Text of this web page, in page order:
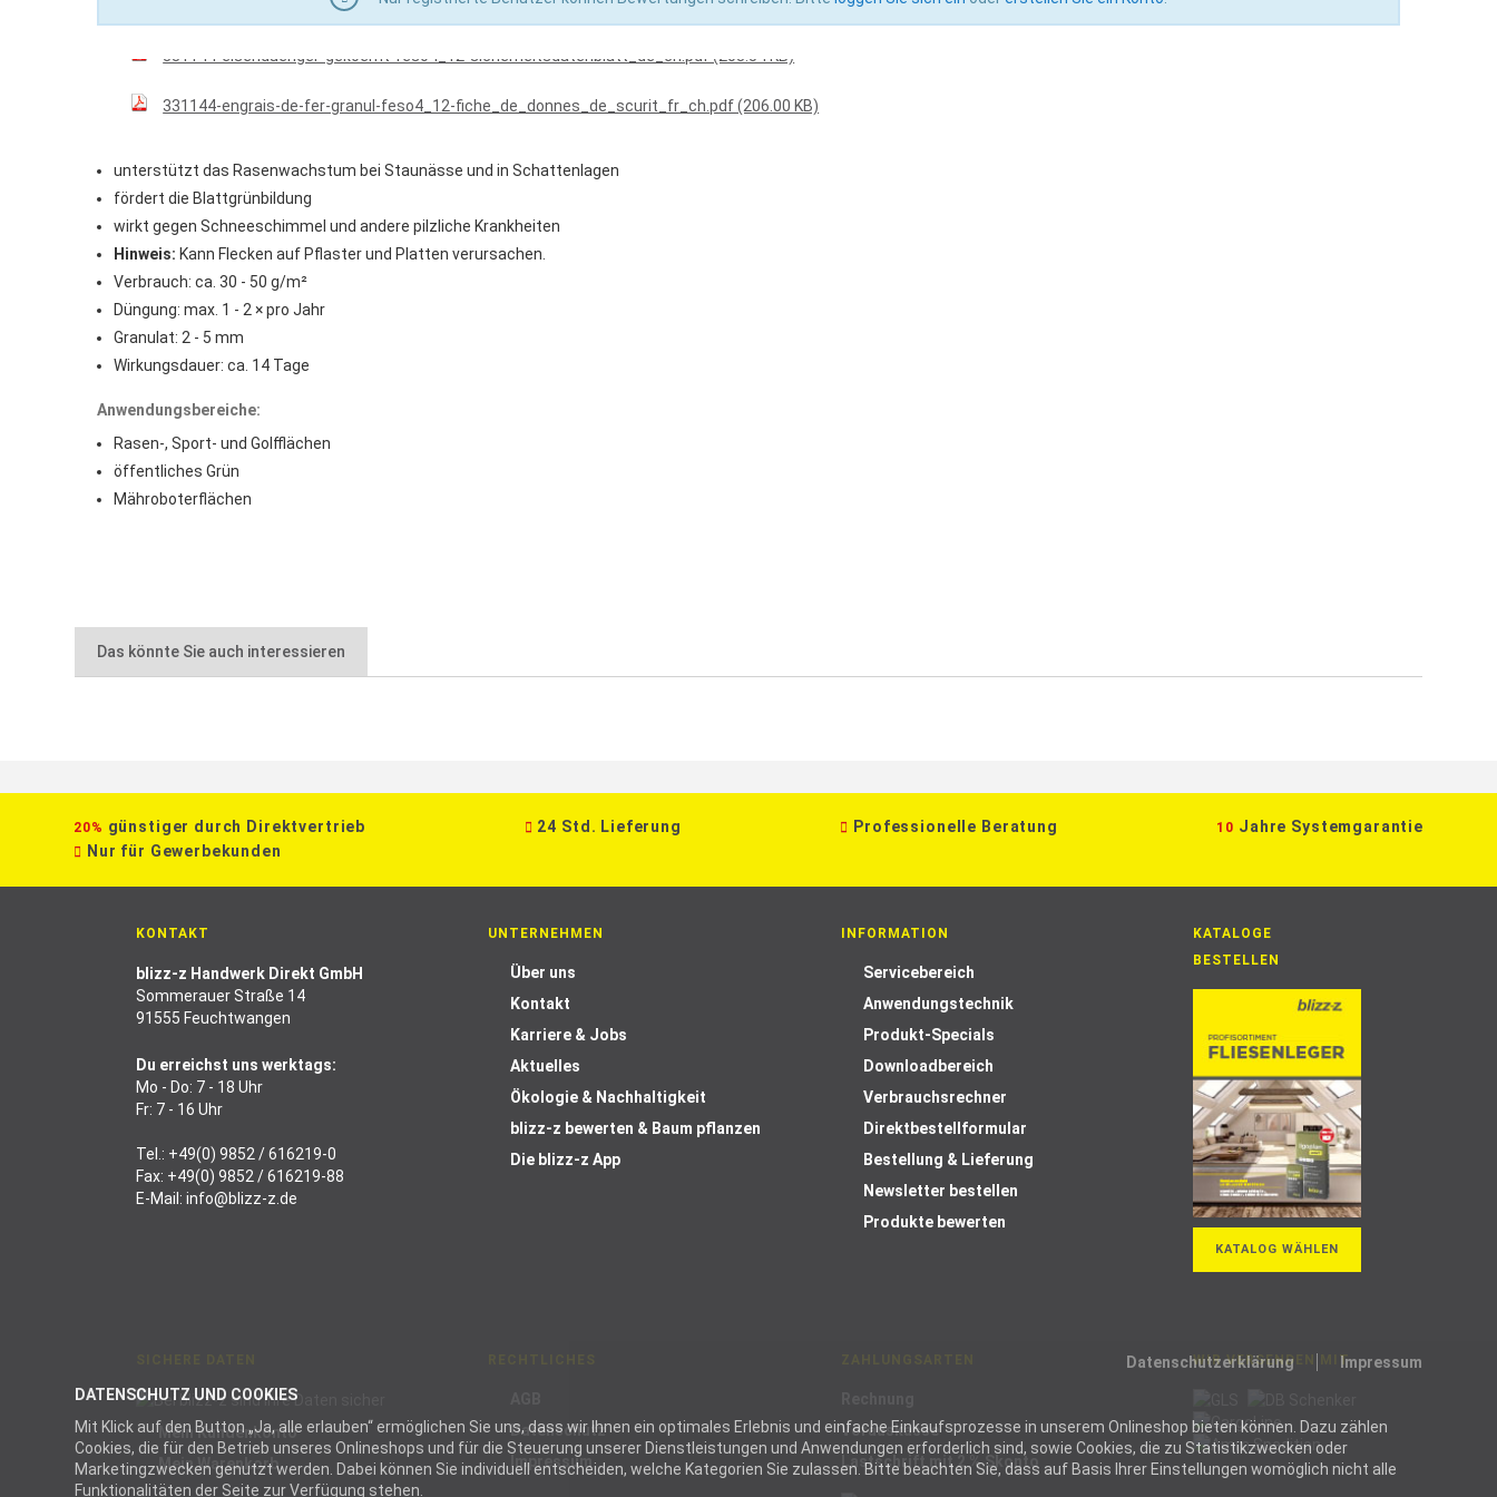
Datenschutzerklärung
Impressum
DATENSCHUTZ UND COOKIES
Mit Klick auf den Button „Ja, alle erlauben“ ermöglichen Sie uns, dass wir Ihnen ein optimales Erlebnis und einfache Einkaufsprozesse in unserem Onlineshop bieten können. Dazu zählen
Cookies, die für den Betrieb unseres Onlineshops und für die Steuerung unserer Dienstleistungen und Anwendungen erforderlich sind, sowie Cookies, die zu Statistikzwecken oder
Marketingzwecken genutzt werden. Dabei können Sie individuell entscheiden, welche Kategorien Sie zulassen. Bitte beachten Sie, dass auf Basis Ihrer Einstellungen womöglich nicht alle
Funktionalitäten der Seite zur Verfügung stehen.
verbessert die Widerstandsfähigkeit des Rasens gegenüber Unkräutern
unterstützt das Rasenwachstum bei Staunässe und in Schattenlagen
fördert die Blattgrünbildung
wirkt gegen Schneeschimmel und andere pilzliche Krankheiten
Hinweis: Kann Flecken auf Pflaster und Platten verursachen.
Verbrauch: ca. 30 - 50 g/m²
Düngung: max. 1 - 2 × pro Jahr
Granulat: 2 - 5 mm
Wirkungsdauer: ca. 14 Tage
Anwendungsbereiche:
Rasen-, Sport- und Golfflächen
öffentliches Grün
Mähroboterflächen
331144-eisenduenger-gekoernt-feso4_12-sicherheitsdatenblatt_de_de_at.pdf (204.76 KB)
331144-eisenduenger-gekoernt-feso4_12-sicherheitsdatenblatt_de_ch.pdf (203.54 KB)
331144-engrais-de-fer-granul-feso4_12-fiche_de_donnes_de_scurit_fr_ch.pdf (206.00 KB)
Das könnte Sie auch interessieren
20% günstiger durch Direktvertrieb 24 Std. Lieferung Professionelle Beratung 10 Jahre Systemgarantie
Nur für Gewerbekunden
KONTAKT
blizz-z Handwerk Direkt GmbH
Sommerauer Straße 14
91555 Feuchtwangen
Du erreichst uns werktags:
Mo - Do: 7 - 18 Uhr
Fr: 7 - 16 Uhr
Tel.: +49(0) 9852 / 616219-0
Fax: +49(0) 9852 / 616219-88
E-Mail: info@blizz-z.de
UNTERNEHMEN
Über uns
Kontakt
Karriere & Jobs
Aktuelles
Ökologie & Nachhaltigkeit
blizz-z bewerten & Baum pflanzen
Die blizz-z App
INFORMATION
Servicebereich
Anwendungstechnik
Produkt-Specials
Downloadbereich
Verbrauchsrechner
Direktbestellformular
Bestellung & Lieferung
Newsletter bestellen
Produkte bewerten
KATALOGE
BESTELLEN
KATALOG WÄHLEN
Mein Kundenkonto
Mein Warenkorb
Datenschutz
Impressum
Vorauskasse
Lastschrift mit 2 % Skonto
WIR VERSENDEN MIT